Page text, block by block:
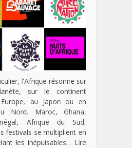
l'Afrique résonne sur
sur le continent
au Japon ou en
Nord. Maroc, Ghana,
Afrique du Sud,
festivals se multiplient en
les inépuisables… Lire